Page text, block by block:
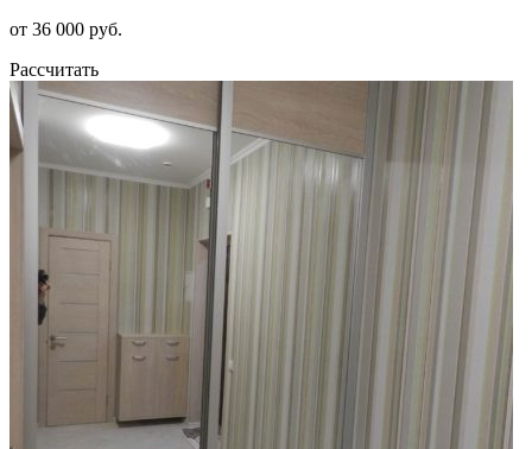
от 36 000 руб.
Рассчитать